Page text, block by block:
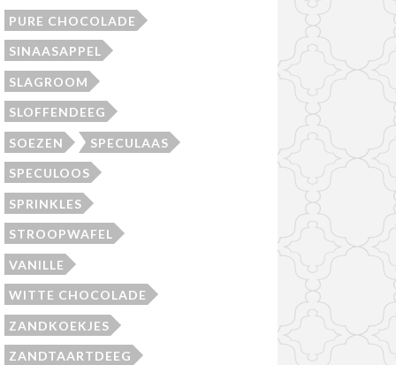
PURE CHOCOLADE
SINAASAPPEL
SLAGROOM
SLOFFENDEEG
SOEZEN SPECULAAS
SPECULOOS
SPRINKLES
STROOPWAFEL
VANILLE
WITTE CHOCOLADE
ZANDKOEKJES
ZANDTAARTDEEG